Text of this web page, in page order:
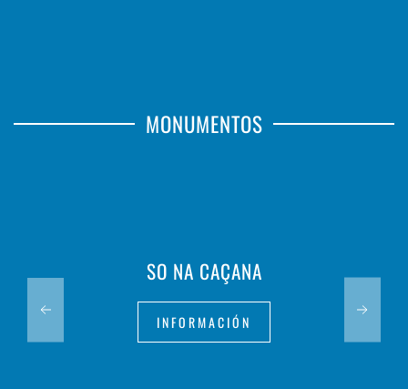
MONUMENTOS
SO NA CAÇANA
INFORMACIÓN